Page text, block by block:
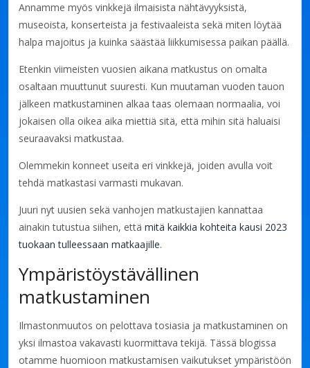
Annamme myös vinkkejä ilmaisista nähtävyyksistä,
museoista, konserteista ja festivaaleista sekä miten löytää
halpa majoitus ja kuinka säästää liikkumisessa paikan päällä.
Etenkin viimeisten vuosien aikana matkustus on omalta
osaltaan muuttunut suuresti. Kun muutaman vuoden tauon
jälkeen matkustaminen alkaa taas olemaan normaalia, voi
jokaisen olla oikea aika miettiä sitä, että mihin sitä haluaisi
seuraavaksi matkustaa.
Olemmekin konneet useita eri vinkkejä, joiden avulla voit
tehdä matkastasi varmasti mukavan.
Juuri nyt uusien sekä vanhojen matkustajien kannattaa
ainakin tutustua siihen, että mitä kaikkia kohteita kausi 2023
tuokaan tulleessaan matkaajille.
Ympäristöystävällinen
matkustaminen
Ilmastonmuutos on pelottava tosiasia ja matkustaminen on
yksi ilmastoa vakavasti kuormittava tekijä. Tässä blogissa
otamme huomioon matkustamisen vaikutukset ympäristöön